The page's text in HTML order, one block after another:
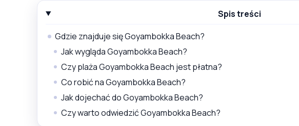
Spis treści
Gdzie znajduje się Goyambokka Beach?
Jak wygląda Goyambokka Beach?
Czy plaża Goyambokka Beach jest płatna?
Co robić na Goyambokka Beach?
Jak dojechać do Goyambokka Beach?
Czy warto odwiedzić Goyambokka Beach?